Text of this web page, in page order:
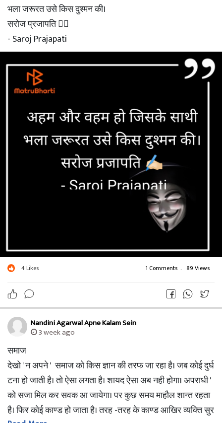
भला जरूरत उसे किस दुश्मन की।
सरोज प्रजापति ✍🏻
- Saroj Prajapati
4Likes 1 Comments . 89 Views
Nandini Agarwal Apne Kalam Sein
3 week ago
समाज
देखो ' न अपने ' समाज को किस ज्ञान की तरफ जा रहा है। जब कोई दुर्घ
टना हो जाती है। तो ऐसा लगता है। शायद ऐसा अब नही होगा। अपराधी '
को सजा मिल कर सवक आ जायेगा। पर कुछ समय माहौल शान्त रहता
है। फिर कोई काण्ड हो जाता है। तरह -तरह के काण्ड आखिर व्यक्ति सुर